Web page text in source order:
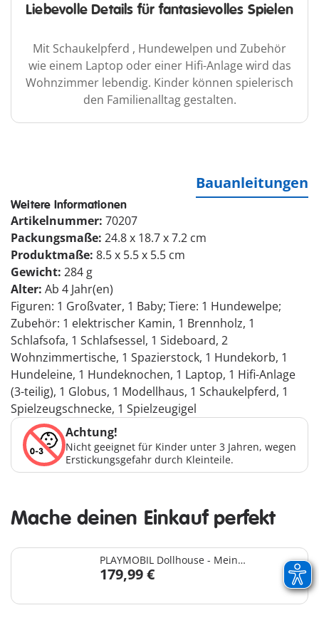
Liebevolle Details für fantasievolles Spielen
Mit Schaukelpferd , Hundewelpen und Zubehör
wie einem Laptop oder einer Hifi-Anlage wird das
Wohnzimmer lebendig. Kinder können spielerisch
den Familienalltag gestalten.
Bauanleitungen
Weitere Informationen
Artikelnummer: 70207
Packungsmaße: 24.8 x 18.7 x 7.2 cm
Produktmaße: 8.5 x 5.5 x 5.5 cm
Gewicht: 284 g
Alter: Ab 4 Jahr(en)
Figuren: 1 Großvater, 1 Baby; Tiere: 1 Hundewelpe;
Zubehör: 1 elektrischer Kamin, 1 Brennholz, 1
Schlafsofa, 1 Schlafsessel, 1 Sideboard, 2
Wohnzimmertische, 1 Spazierstock, 1 Hundekorb, 1
Hundeleine, 1 Hundeknochen, 1 Laptop, 1 Hifi-Anlage
(3-teilig), 1 Globus, 1 Modellhaus, 1 Schaukelpferd, 1
Spielzeugschnecke, 1 Spielzeugigel
Achtung!
Nicht geeignet für Kinder unter 3 Jahren, wegen
Erstickungsgefahr durch Kleinteile.
Mache deinen Einkauf perfekt
PLAYMOBIL Dollhouse - Mein
Großes Puppenhaus
179,99 €